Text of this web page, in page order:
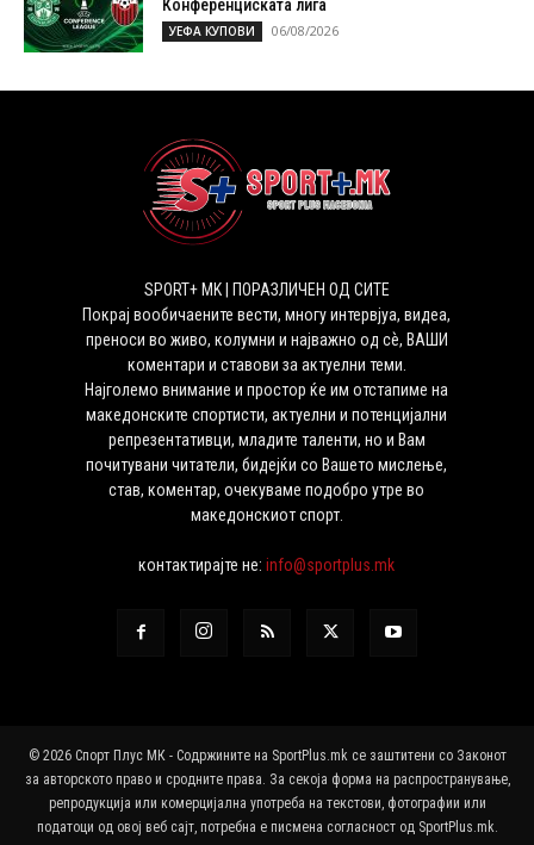
Конференциската лига
УЕФА КУПОВИ 06/08/2026
SPORT+ MK | ПОРАЗЛИЧЕН ОД СИТЕ
Покрај вообичаените вести, многу интервјуа, видеа,
преноси во живо, колумни и најважно од сѐ, ВАШИ
коментари и ставови за актуелни теми.
Најголемо внимание и простор ќе им отстапиме на
македонските спортисти, актуелни и потенцијални
репрезентативци, младите таленти, но и Вам
почитувани читатели, бидејќи со Вашето мислење,
став, коментар, очекуваме подобро утре во
македонскиот спорт.
контактирајте не:info@sportplus.mk
© 2026 Спорт Плус МК - Содржините на SportPlus.mk се заштитени со Законот
за авторското право и сродните права. За секоја форма на распространување,
репродукција или комерцијална употреба на текстови, фотографии или
податоци од овој веб сајт, потребна е писмена согласност од SportPlus.mk.